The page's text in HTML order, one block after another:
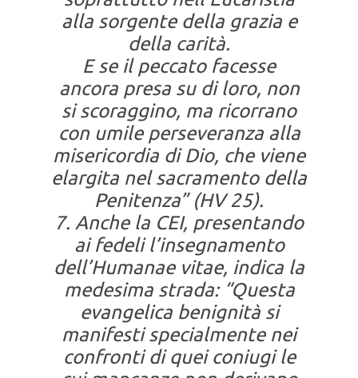
alla sorgente della grazia e
della carità.
E se il peccato facesse
ancora presa su di loro, non
si scoraggino, ma ricorrano
con umile perseveranza alla
misericordia di Dio, che viene
elargita nel sacramento della
Penitenza” (HV 25).
7. Anche la CEI, presentando
ai fedeli l’insegnamento
dell’Humanae vitae, indica la
medesima strada: “Questa
evangelica benignità si
manifesti specialmente nei
confronti di quei coniugi le